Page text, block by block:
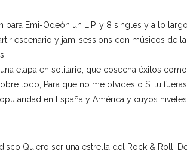
para Emi-Odeón un L.P. y 8 singles y a lo
escenario y jam-sessions con músicos de
una etapa en solitario, que cosecha éxitos
todo, Para que no me olvides o Si tu
en España y América y cuyos
Quiero ser una estrella del Rock & Roll.